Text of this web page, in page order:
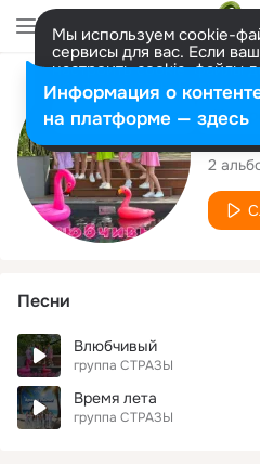
Мы используем cookie-
сервисы для вас. Если
настроить cookie-файлы
представитель. Больше
Разрешить все
2
Песни
Влюбчивый
группа СТРАЗЫ
Время лета
группа СТРАЗЫ
Информация о
на платформе — здесь